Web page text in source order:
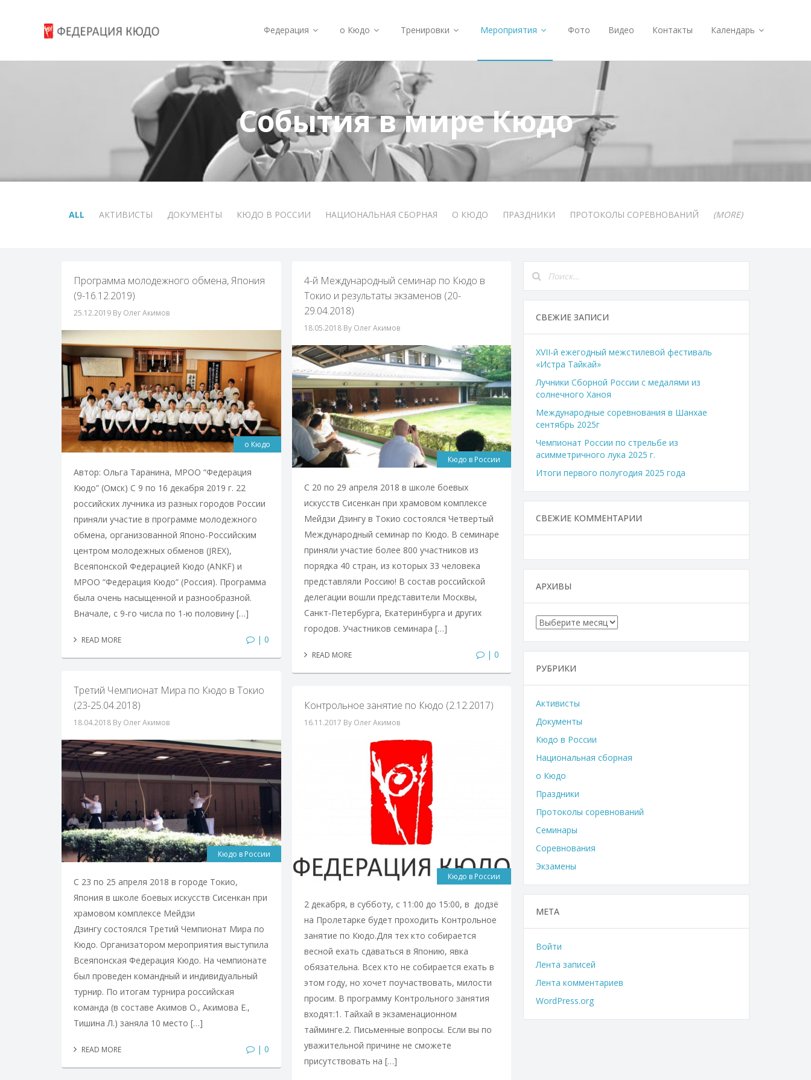
Федерация о Кюдо Тренировки Мероприятия Фото Видео Контакты Календарь
События в мире Кюдо
ALL АКТИВИСТЫ ДОКУМЕНТЫ КЮДО В РОССИИ НАЦИОНАЛЬНАЯ СБОРНАЯ О КЮДО ПРАЗДНИКИ ПРОТОКОЛЫ СОРЕВНОВАНИЙ (MORE)
Программа молодежного обмена, Япония
(9-16.12.2019)
25.12.2019 By Олег Акимов
о Кюдо
Автор: Ольга Таранина, МРОО “Федерация
Кюдо” (Омск) С 9 по 16 декабря 2019 г. 22
российских лучника из разных городов России
приняли участие в программе молодежного
обмена, организованной Японо-Российским
центром молодежных обменов (JREX),
Всеяпонской Федерацией Кюдо (ANKF) и
МРОО “Федерация Кюдо” (Россия). Программа
была очень насыщенной и разнообразной.
Вначале, с 9-го числа по 1-ю половину […]
READ MORE | 0
4-й Международный семинар по Кюдо в
Токио и результаты экзаменов (20-
29.04.2018)
18.05.2018 By Олег Акимов
Кюдо в России
С 20 по 29 апреля 2018 в школе боевых
искусств Сисенкан при храмовом комплексе
Мейдзи Дзингу в Токио состоялся Четвертый
Международный семинар по Кюдо. В семинаре
приняли участие более 800 участников из
порядка 40 стран, из которых 33 человека
представляли Россию! В состав российской
делегации вошли представители Москвы,
Санкт-Петербурга, Екатеринбурга и других
городов. Участников семинара […]
READ MORE | 0
Третий Чемпионат Мира по Кюдо в Токио
(23-25.04.2018)
18.04.2018 By Олег Акимов
Кюдо в России
С 23 по 25 апреля 2018 в городе Токио,
Япония в школе боевых искусств Сисенкан при
храмовом комплексе Мейдзи
Дзингу состоялся Третий Чемпионат Мира по
Кюдо. Организатором мероприятия выступила
Всеяпонская Федерация Кюдо. На чемпионате
был проведен командный и индивидуальный
турнир. По итогам турнира российская
команда (в составе Акимов О., Акимова Е.,
Тишина Л.) заняла 10 место […]
READ MORE | 0
Контрольное занятие по Кюдо (2.12.2017)
16.11.2017 By Олег Акимов
Кюдо в России
2 декабря, в субботу, с 11:00 до 15:00, в додзё
на Пролетарке будет проходить Контрольное
занятие по Кюдо.Для тех кто собирается
весной ехать сдаваться в Японию, явка
обязательна. Всех кто не собирается ехать в
этом году, но хочет поучаствовать, милости
просим. В программу Контрольного занятия
входят:1. Тайхай в экзаменационном
тайминге.2. Письменные вопросы. Если вы по
уважительной причине не сможете
присутствовать на […]
СВЕЖИЕ ЗАПИСИ
XVII-й ежегодный межстилевой фестиваль
«Истра Тайкай»
Лучники Сборной России с медалями из
солнечного Ханоя
Международные соревнования в Шанхае
сентябрь 2025г
Чемпионат России по стрельбе из
асимметричного лука 2025 г.
Итоги первого полугодия 2025 года
СВЕЖИЕ КОММЕНТАРИИ
АРХИВЫ
Архивы
РУБРИКИ
Активисты
Документы
Кюдо в России
Национальная сборная
о Кюдо
Праздники
Протоколы соревнований
Семинары
Соревнования
Экзамены
МЕТА
Войти
Лента записей
Лента комментариев
WordPress.org